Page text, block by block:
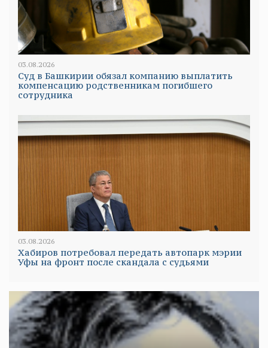
03.08.2026
Суд в Башкирии обязал компанию выплатить
компенсацию родственникам погибшего
сотрудника
03.08.2026
Хабиров потребовал передать автопарк мэрии
Уфы на фронт после скандала с судьями